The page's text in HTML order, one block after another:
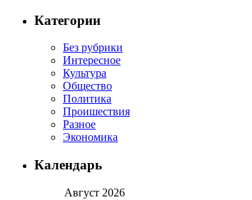
Категории
Без рубрики
Интересное
Культура
Общество
Политика
Проишествия
Разное
Экономика
Календарь
Август 2026